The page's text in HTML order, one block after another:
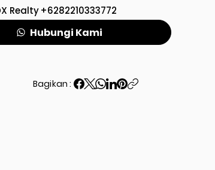
Realty+6282210333772
Hubungi Kami
Bagikan :